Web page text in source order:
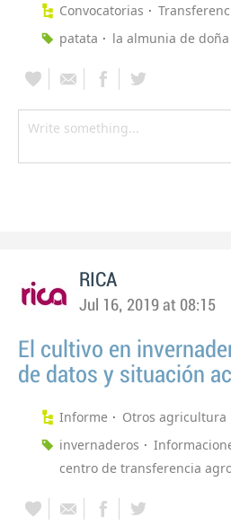
Convocatorias
patata
la almunia de
RICA
Jul 16, 2019 at 08:15
El cultivo en
de datos y situación
Informe
Otros agricultura
invernaderos
centro de transferencia